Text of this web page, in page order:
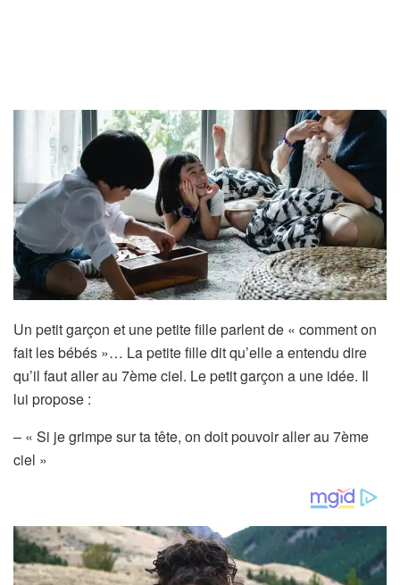
Un petit garçon et une petite fille parlent de « comment on
fait les bébés »… La petite fille dit qu’elle a entendu dire
qu’il faut aller au 7ème ciel. Le petit garçon a une idée. Il
lui propose :
– « Si je grimpe sur ta tête, on doit pouvoir aller au 7ème
ciel »